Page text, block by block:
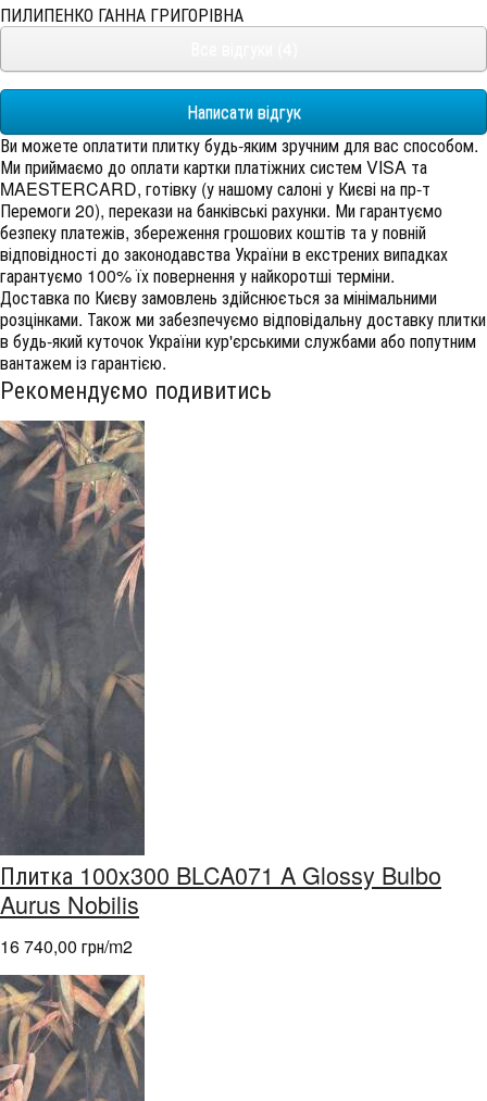
ПИЛИПЕНКО ГАННА ГРИГОРІВНА
Написати відгук
Ви можете оплатити плитку будь-яким зручним для вас способом.
Ми приймаємо до оплати картки платіжних систем VISA та
MAESTERCARD, готівку (у нашому салоні у Києві на пр-т
Перемоги 20), перекази на банківські рахунки. Ми гарантуємо
безпеку платежів, збереження грошових коштів та у повній
відповідності до законодавства України в екстрених випадках
гарантуємо 100% їх повернення у найкоротші терміни.
Доставка по Києву замовлень здійснюється за мінімальними
розцінками. Також ми забезпечуємо відповідальну доставку плитки
в будь-який куточок України кур'єрськими службами або попутним
вантажем із гарантією.
Рекомендуємо подивитись
Плитка 100x300 BLCA071 A Glossy Bulbo
Aurus Nobilis
16 740,00 грн/m2